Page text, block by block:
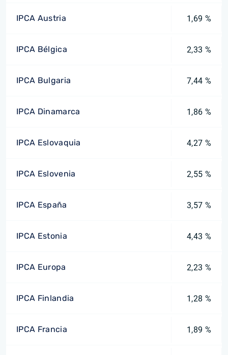
IPCA Austria 1,69 %
IPCA Bélgica 2,33 %
IPCA Bulgaria 7,44 %
IPCA Dinamarca 1,86 %
IPCA Eslovaquia 4,27 %
IPCA Eslovenia 2,55 %
IPCA España 3,57 %
IPCA Estonia 4,43 %
IPCA Europa 2,23 %
IPCA Finlandia 1,28 %
IPCA Francia 1,89 %